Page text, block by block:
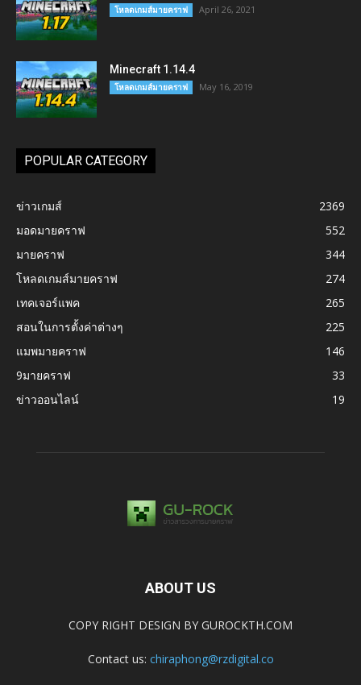
โหลดเกมส์มายคราฟ April 26, 2021
Minecraft 1.14.4
โหลดเกมส์มายคราฟ May 16, 2019
POPULAR CATEGORY
ข่าวเกมส์
2369
มอดมายคราฟ
552
มายคราฟ
344
โหลดเกมส์มายคราฟ
274
เทคเจอร์แพค
265
สอนในการตั้งค่าต่างๆ
225
แมพมายคราฟ
146
9มายคราฟ
33
ข่าวออนไลน์
19
ABOUT US
COPY RIGHT DESIGN BY GUROCKTH.COM
Contact us: chiraphong@rzdigital.co